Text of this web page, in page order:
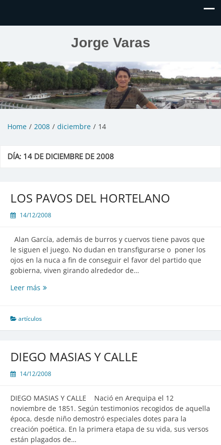
Jorge Varas
Home 2008 diciembre 14
DÍA: 14 DE DICIEMBRE DE 2008
LOS PAVOS DEL HORTELANO
14/12/2008
Alan García, además de burros y cuervos tiene pavos que
le siguen el juego. No dudan en transfigurarse o poner los
ojos en la nuca a fin de conseguir el favor del partido que
gobierna, viven girando alrededor de…
Leer más LOS
HORTELANO
artículos
DIEGO MASIAS Y CALLE
14/12/2008
DIEGO MASIAS Y CALLE Nació en Arequipa el 12
noviembre de 1851. Según testimonios recogidos de aquella
época, desde niño demostró especiales dotes para la
creación poética. En la primera etapa de su vida, sus versos
están plagados de…